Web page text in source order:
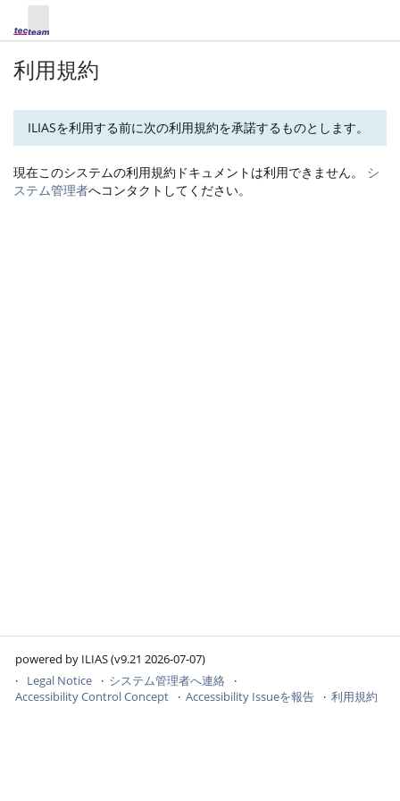
利用規約
ILIASを利用する前に次の利用規約を承諾するものとします。
現在このシステムの利用規約ドキュメントは利用できません。 シ
ステム管理者へコンタクトしてください。
powered by ILIAS (v9.21 2026-07-07)
Legal Notice
システム管理者へ連絡
Accessibility Control Concept
Accessibility Issueを報告 利用規約